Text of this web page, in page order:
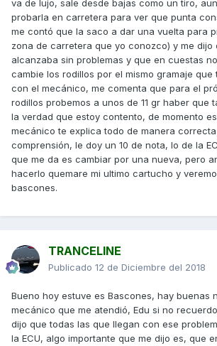
va de lujo, sale desde bajas como un tiro,
probarla en carretera para ver que punta
me contó que la saco a dar una vuelta para
zona de carretera que yo conozco) y me dijo
alcanzaba sin problemas y que en cuestas
cambie los rodillos por el mismo gramaje que
con el mecánico, me comenta que para el
rodillos probemos a unos de 11 gr haber que
la verdad que estoy contento, de momento
mecánico te explica todo de manera
comprensión, le doy un 10 de nota, lo de la
que me da es cambiar por una nueva, pero
hacerlo quemare mi ultimo cartucho y
bascones.
TRANCELINE
Publicado 12 de Diciembre del 2018
Bueno hoy estuve es Bascones, hay buenas
mecánico que me atendió, Edu si no
dijo que todas las que llegan con ese
la ECU, algo importante que me dijo es, que